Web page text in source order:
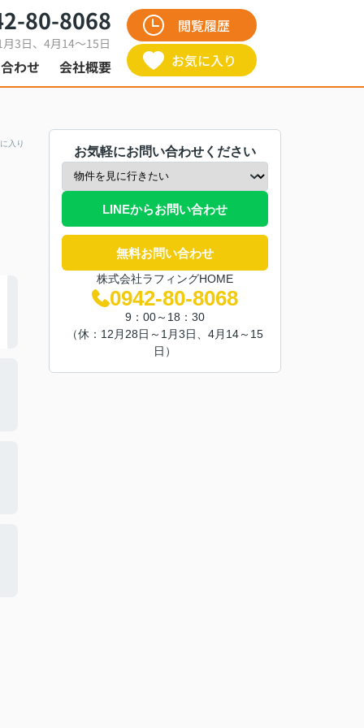
80-8068
3日、4月14～15日
わせ 会社概要
閲覧履歴
お気に入り
入り
お気軽にお問い合わせください
LINEからお問い合わせ
無料お問い合わせ
株式会社ラフィングHOME
0942-80-8068
9：00～18：30
（休：12月28日～1月3日、4月14～15
日）